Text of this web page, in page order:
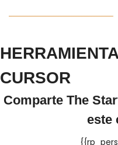
CURSOR
Comparte The
este